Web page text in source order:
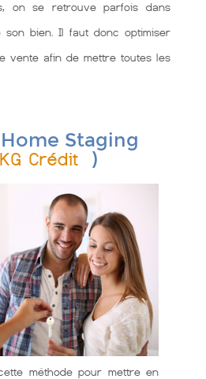
on se retrouve parfois dans
son bien. Il faut donc optimiser
vente afin de mettre toutes les
Staging
Crédit )
méthode pour mettre en